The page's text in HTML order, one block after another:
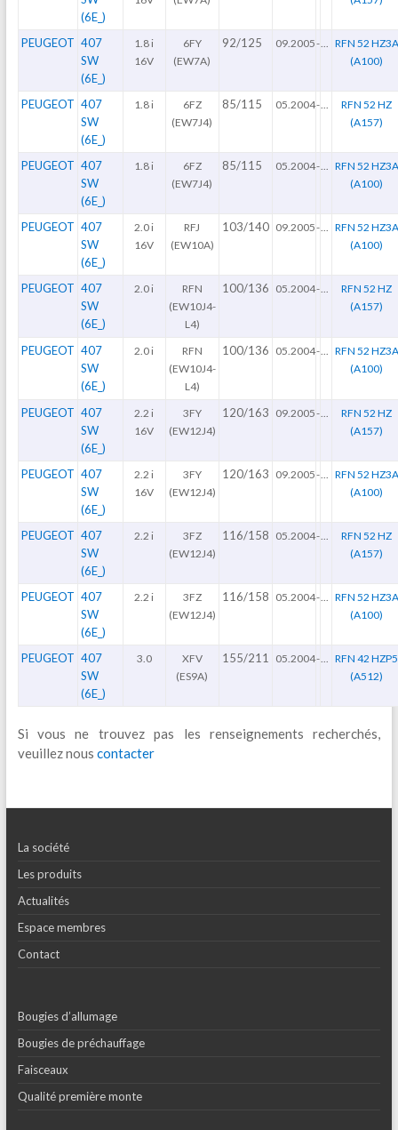
(6E_)
PEUGEOT 407
SW
(6E_)
1.8 i
16V
6FY
(EW7A)
92/125 09.2005-
RFN 52 HZ3A
(A100)
PEUGEOT 407
SW
(6E_)
1.8 i
6FZ
(EW7J4)
85/115 05.2004-
RFN 52 HZ
(A157)
PEUGEOT 407
SW
(6E_)
1.8 i
6FZ
(EW7J4)
85/115 05.2004-
RFN 52 HZ3A
(A100)
PEUGEOT 407
SW
(6E_)
2.0 i
16V
RFJ
(EW10A)
103/140 09.2005-
RFN 52 HZ3A
(A100)
PEUGEOT 407
SW
(6E_)
2.0 i
RFN
(EW10J4-
L4)
100/136 05.2004-
RFN 52 HZ
(A157)
PEUGEOT 407
SW
(6E_)
2.0 i
RFN
(EW10J4-
L4)
100/136 05.2004-
RFN 52 HZ3A
(A100)
PEUGEOT 407
SW
(6E_)
2.2 i
16V
3FY
(EW12J4)
120/163 09.2005-
RFN 52 HZ
(A157)
PEUGEOT 407
SW
(6E_)
2.2 i
16V
3FY
(EW12J4)
120/163 09.2005-
RFN 52 HZ3A
(A100)
PEUGEOT 407
SW
(6E_)
2.2 i
3FZ
(EW12J4)
116/158 05.2004-
RFN 52 HZ
(A157)
PEUGEOT 407
SW
(6E_)
2.2 i
3FZ
(EW12J4)
116/158 05.2004-
RFN 52 HZ3A
(A100)
PEUGEOT 407
SW
(6E_)
3.0
XFV
(ES9A)
155/211 05.2004-
RFN 42 HZP5
(A512)
Si vous ne trouvez pas les renseignements recherchés,
veuillez nous contacter
La société
Les produits
Actualités
Espace membres
Contact
Bougies d’allumage
Bougies de préchauffage
Faisceaux
Qualité première monte